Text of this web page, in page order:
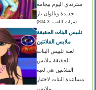
سترتدي اليوم بيجامه
(مرات اللعب: 3 804)
تلبيس البنات الحقيقة
ملابس الفلانتين
لعبة تلبيس البنات
الحقيقة ملابس
الفلانتين هي لعبة
مساعدة البنات لاختيار